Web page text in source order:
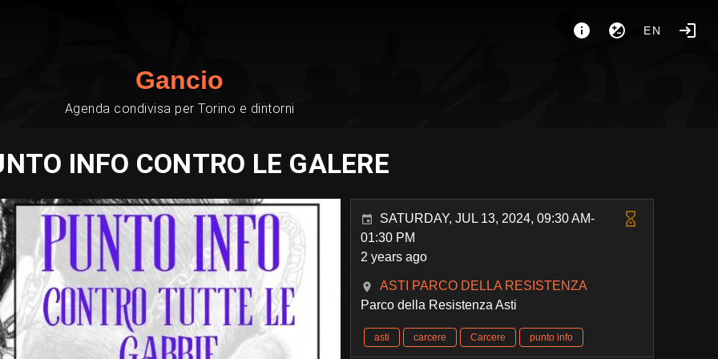
EN
Gancio
Agenda condivisa per Torino e dintorni
INFO CONTRO LE GALERE
SATURDAY, JUL 13, 2024, 09:30 AM-
01:30 PM
2 years ago
ASTI PARCO DELLA RESISTENZA
Parco della Resistenza Asti
asti carcere Carcere punto info